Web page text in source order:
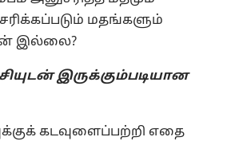
மதங்களும்
இல்லை?
இருக்கும்படியான
கடவுளைப்பற்றி எதை